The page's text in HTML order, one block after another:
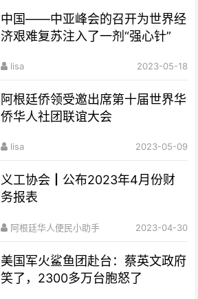
中国——中亚峰会的召开为世界经
济艰难复苏注入了一剂“强心针”
lisa 2023-05-18
阿根廷侨领受邀出席第十届世界华
侨华人社团联谊大会
lisa 2023-05-09
义工协会┃公布2023年4月份财
务报表
阿根廷华人便民小助手 2023-04-30
美国军火鲨鱼团赴台：蔡英文政府
笑了，2300多万台胞怒了